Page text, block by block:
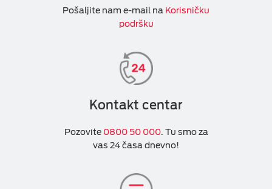
Pošaljite nam e-mail na Korisničku
podršku
Kontakt centar
Pozovite 0800 50 000. Tu smo za
vas 24 časa dnevno!